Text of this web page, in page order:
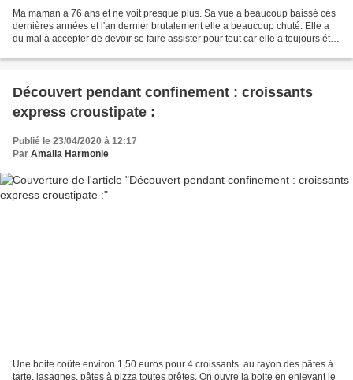
Ma maman a 76 ans et ne voit presque plus. Sa vue a beaucoup baissé ces
dernières années et l'an dernier brutalement elle a beaucoup chuté. Elle a
du mal à accepter de devoir se faire assister pour tout car elle a toujours été
Découvert pendant confinement : croissants
express croustipate :
Publié le 23/04/2020 à 12:17
Par Amalia Harmonie
Une boite coûte environ 1,50 euros pour 4 croissants. au rayon des pâtes à
tarte, lasagnes, pâtes à pizza toutes prêtes. On ouvre la boite en enlevant le